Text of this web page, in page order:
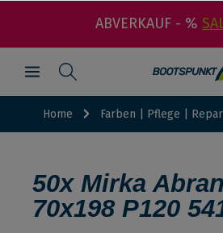
ABVERKAUF - %
Home Farben | Pflege |
50x Mirka
70x198 P120